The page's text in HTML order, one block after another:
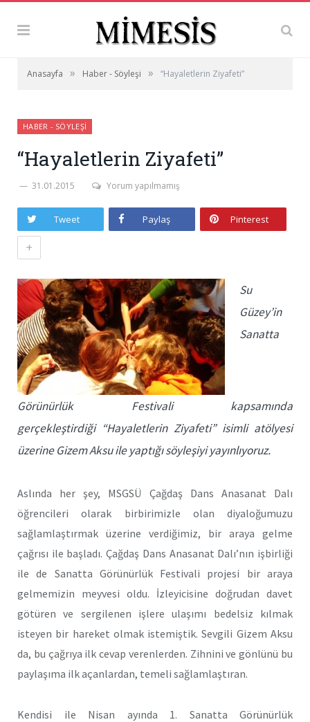
Anasayfa » Haber - Söyleşi » “Hayaletlerin Ziyafeti”
HABER - SÖYLEŞI
“Hayaletlerin Ziyafeti”
31.01.2015 Yorum yapılmamış
Tweet Paylaş Pinterest
+
Su
Güzey’in
Sanatta
Görünürlük Festivali kapsamında
gerçekleştirdiği “Hayaletlerin Ziyafeti” isimli atölyesi
üzerine Gizem Aksu ile yaptığı söyleşiyi yayınlıyoruz.
Aslında her şey, MSGSÜ Çağdaş Dans Anasanat Dalı
öğrencileri olarak birbirimizle olan diyaloğumuzu
sağlamlaştırmak üzerine verdiğimiz, bir araya gelme
çağrısı ile başladı. Çağdaş Dans Anasanat Dalı’nın işbirliği
ile de Sanatta Görünürlük Festivali projesi bir araya
gelmemizin meyvesi oldu. İzleyicisine doğrudan davet
götüren ve sergilenen işlere ulaşımı bedelsiz kılmak
isteyen bir hareket olmak istemiştik. Sevgili Gizem Aksu
da, bu çağrıya ilk cevap verenlerden. Zihnini ve gönlünü bu
paylaşıma ilk açanlardan, temeli sağlamlaştıran.
Kendisi ile Nisan ayında 1. Sanatta Görünürlük